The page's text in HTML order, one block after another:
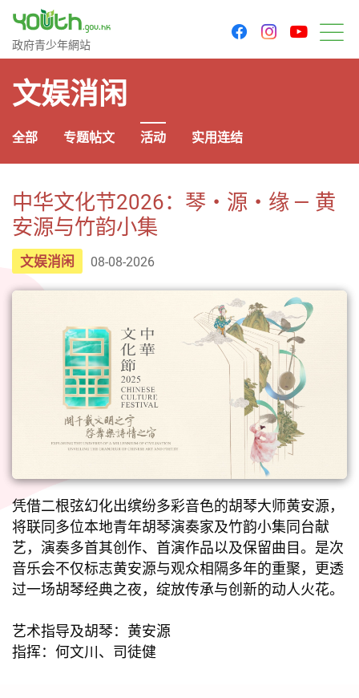
政府青少年网站
政府青少年網站
facebookinstagram
文娱消闲
全部 专题帖文 活动 实用连结
中华文化节2026：琴・源・缘 — 黄
安源与竹韵小集
文娱消闲 08-08-2026
凭借二根弦幻化出缤纷多彩音色的胡琴大师黄安源，
将联同多位本地青年胡琴演奏家及竹韵小集同台献
艺，演奏多首其创作、首演作品以及保留曲目。是次
音乐会不仅标志黄安源与观众相隔多年的重聚，更透
过一场胡琴经典之夜，绽放传承与创新的动人火花。
艺术指导及胡琴：黄安源
指挥：何文川、司徒健